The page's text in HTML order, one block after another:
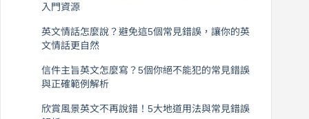
入門資源
英文情話怎麼說？避免這5個常見錯誤，讓你的英
文情話更自然
信件主旨英文怎麼寫？5個你絕不能犯的常見錯誤
與正確範例解析
欣賞風景英文不再說錯！5大地道用法與常見錯誤